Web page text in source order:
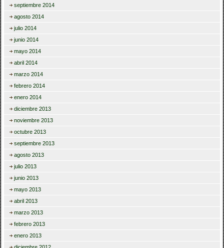
septiembre 2014
agosto 2014
julio 2014
junio 2014
mayo 2014
abril 2014
marzo 2014
febrero 2014
enero 2014
diciembre 2013
noviembre 2013
octubre 2013
septiembre 2013
agosto 2013
julio 2013
junio 2013
mayo 2013
abril 2013
marzo 2013
febrero 2013
enero 2013